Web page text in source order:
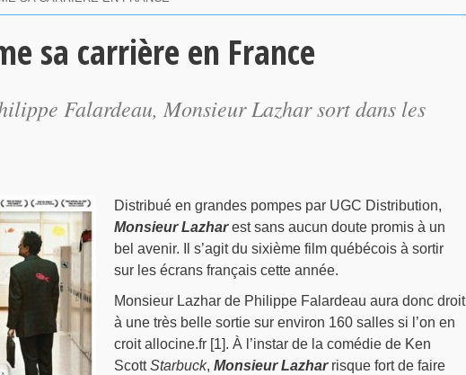
sa carrière en France
Falardeau, Monsieur Lazhar sort dans les
Distribué en grandes pompes par UGC Distribution,
Monsieur Lazharest sans aucun doute promis à un
bel avenir. Il s’agit du sixième film québécois à sortir
sur les écrans français cette année.
Monsieur Lazhar de Philippe Falardeau aura donc droit
à une très belle sortie sur environ 160 salles si l’on en
croit allocine.fr [1]. À l’instar de la comédie de Ken
ScottStarbuck, Monsieur Lazharrisque fort de faire